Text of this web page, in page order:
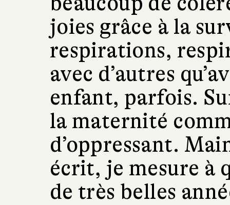
joies grâce à la
respirations,
avec d’autres
enfant, parfois.
la maternité
d’oppressant.
écrit, je mesure à
de très belles